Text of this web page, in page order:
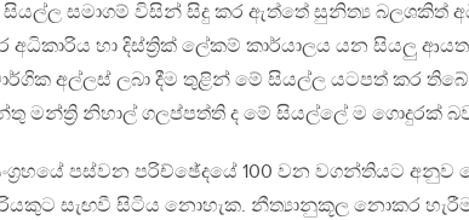
සියල්ල සමාගම් විසින් සිදු කර ඇත්තේ සුනිත්‍ය බලශකිත්
අධිකාරිය හා දිස්ත්‍රික් ලේකම් කාර්යාලය යන සියලු
අල්ලස් ලබා දීම තුළින් මේ සියල්ල යටපත් කර
මන්ත්‍රි නිහාල් ගලප්පත්ති ද මේ සියල්ලේ ම ගොදුරක්
පස්වන පරිච්ඡේදයේ 100 වන වගන්තියට අනුව
සැඟවී සිටිය නොහැක. නීත්‍යානුකූල නොකර